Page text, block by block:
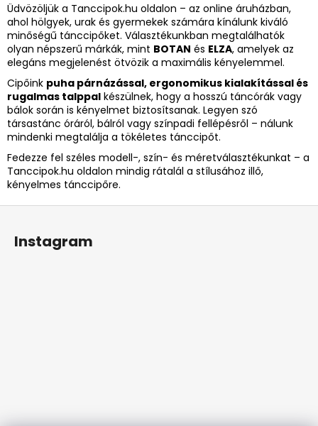
Üdvözöljük a Tanccipok.hu oldalon – az online áruházban,
ahol hölgyek, urak és gyermekek számára kínálunk kiváló
minőségű tánccipőket. Választékunkban megtalálhatók
olyan népszerű márkák, mint BOTAN és ELZA, amelyek az
elegáns megjelenést ötvözik a maximális kényelemmel.
Cipőink puha párnázással, ergonomikus kialakítással és
rugalmas talppal készülnek, hogy a hosszú táncórák vagy
bálok során is kényelmet biztosítsanak. Legyen szó
társastánc óráról, bálról vagy színpadi fellépésről – nálunk
mindenki megtalálja a tökéletes tánccipőt.
Fedezze fel széles modell-, szín- és méretválasztékunkat – a
Tanccipok.hu oldalon mindig rátalál a stílusához illő,
kényelmes tánccipőre.
L
Instagram